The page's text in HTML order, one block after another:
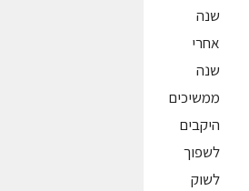
שנה
אחרי
שנה
ממשיכים
היקבים
לשפוך
לשוק